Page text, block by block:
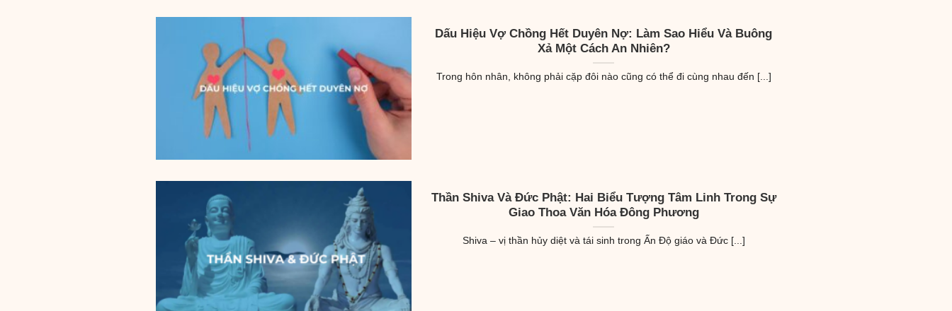
Dấu Hiệu Vợ Chồng Hết Duyên Nợ: Làm Sao Hiểu Và Buông
Xả Một Cách An Nhiên?
Trong hôn nhân, không phải cặp đôi nào cũng có thể đi cùng nhau đến [...]
Thần Shiva Và Đức Phật: Hai Biểu Tượng Tâm Linh Trong Sự
Giao Thoa Văn Hóa Đông Phương
Shiva – vị thần hủy diệt và tái sinh trong Ấn Độ giáo và Đức [...]